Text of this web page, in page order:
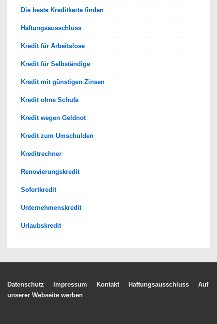
Die beste Kreditkarte finden
Haftungsausschluss
Kredit für Arbeitslose
Kredit für Selbständige
Kredit mit günstigen Zinsen
Kredit ohne Schufa
Kredit wegen Geldnot
Kredit zum Umschulden
Kreditrechner
Renovierungskredit
Sofortkredit
Unternehmenskredit
Urlaubskredit
Footer-
Datenschutz Impressum Kontakt Haftungsausschluss
Auf
unserer Webseite werben